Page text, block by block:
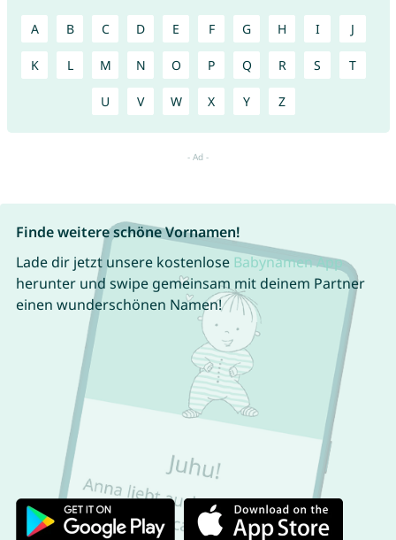
A B C D E F G H I J
K L M N O P Q R S T
U V W X Y Z
Finde weitere schöne Vornamen!
Lade dir jetzt unsere kostenlose Babynamen App
herunter und swipe gemeinsam mit deinem Partner
einen wunderschönen Namen!